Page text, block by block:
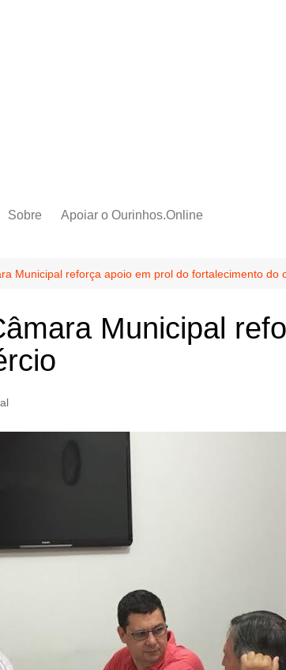
Sobre Apoiar o Ourinhos.Online
Municipal reforça apoio em prol do fortalecimento do
Municipal